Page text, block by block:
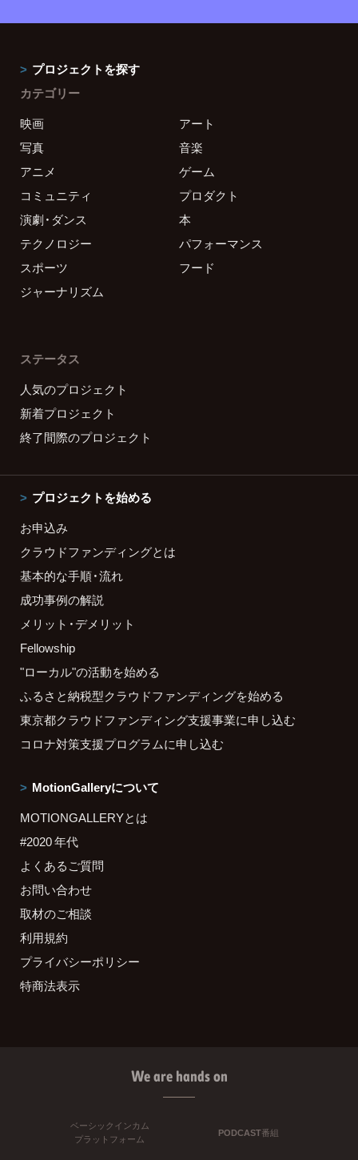
プロジェクトを探す
カテゴリー
映画
アート
写真
音楽
アニメ
ゲーム
コミュニティ
プロダクト
演劇・ダンス
本
テクノロジー
パフォーマンス
スポーツ
フード
ジャーナリズム
ステータス
人気のプロジェクト
新着プロジェクト
終了間際のプロジェクト
プロジェクトを始める
お申込み
クラウドファンディングとは
基本的な手順・流れ
成功事例の解説
メリット・デメリット
Fellowship
"ローカル"の活動を始める
ふるさと納税型クラウドファンディングを始める
東京都クラウドファンディング支援事業に申し込む
コロナ対策支援プログラムに申し込む
MotionGalleryについて
MOTIONGALLERYとは
#2020 年代
よくあるご質問
お問い合わせ
取材のご相談
利用規約
プライバシーポリシー
特商法表示
We are hands on
ベーシックインカム
プラットフォーム
PODCAST番組